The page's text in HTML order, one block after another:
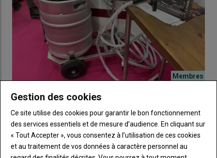
L’ouillage des barriques de vin plus facile grâce au
Topper V3 de Barrel Monkey
19 août 2025
L’outil développé aux États-Unis permet de faire le niveau des
fûts de vin de façon automatique et précise.
Gestion des cookies
Ce site utilise des cookies pour garantir le bon fonctionnement
des services essentiels et de mesure d’audience. En cliquant sur
« Tout Accepter », vous consentez à l’utilisation de ces cookies
et au traitement de vos données à caractère personnel au